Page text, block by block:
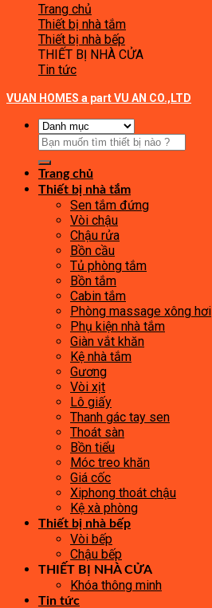
Trang chủ
Thiết bị nhà tắm
Thiết bị nhà bếp
THIẾT BỊ NHÀ CỬA
Tin tức
VUAN HOMES a part VU AN CO.,LTD
Tìm
kiếm:
Trang chủ
Thiết bị nhà tắm
Sen tắm đứng
Vòi chậu
Chậu rửa
Bồn cầu
Tủ phòng tắm
Bồn tắm
Cabin tắm
Phòng massage xông hơi
Phụ kiện nhà tắm
Giàn vắt khăn
Kệ nhà tắm
Gương
Vòi xịt
Lô giấy
Thanh gác tay sen
Thoát sàn
Bồn tiểu
Móc treo khăn
Giá cốc
Xiphong thoát chậu
Kệ xà phòng
Thiết bị nhà bếp
Vòi bếp
Chậu bếp
THIẾT BỊ NHÀ CỬA
Khóa thông minh
Tin tức